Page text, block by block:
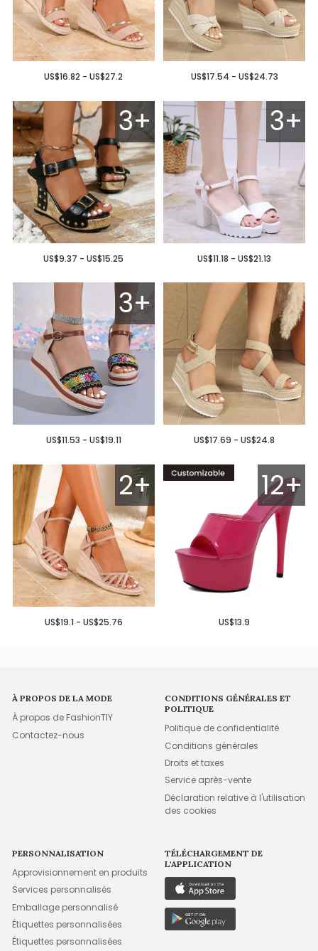
US$16.82 - US$27.2 US$17.54 - US$24.73
3+
US$9.37 - US$15.25
3+
US$11.18 - US$21.13
3+
US$11.53 - US$19.11 US$17.69 - US$24.8
2+
US$19.1 - US$25.76
12+
US$13.9
À PROPOS DE LA MODE
À propos de FashionTIY
Contactez-nous
CONDITIONS GÉNÉRALES ET
POLITIQUE
Politique de confidentialité
Conditions générales
Droits et taxes
Service après-vente
Déclaration relative à l'utilisation
des cookies
PERSONNALISATION
Approvisionnement en produits
Services personnalisés
Emballage personnalisé
Étiquettes personnalisées
Étiquettes personnalisées
TÉLÉCHARGEMENT DE
L'APPLICATION